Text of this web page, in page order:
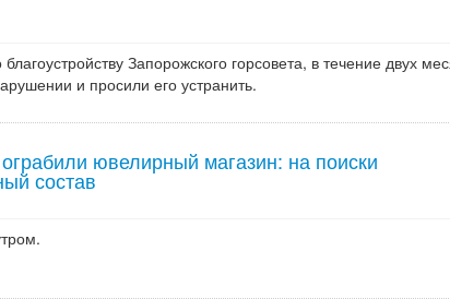
Запорожского горсовета, в течение двух
и просили его устранить.
ювелирный магазин: на поиски
состав